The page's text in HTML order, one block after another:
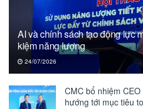
AI và chính sách tạo động lực
kiệm năng lượng
24/07/2026
CMC bổ nhiệm
hướng tới mục tiêu